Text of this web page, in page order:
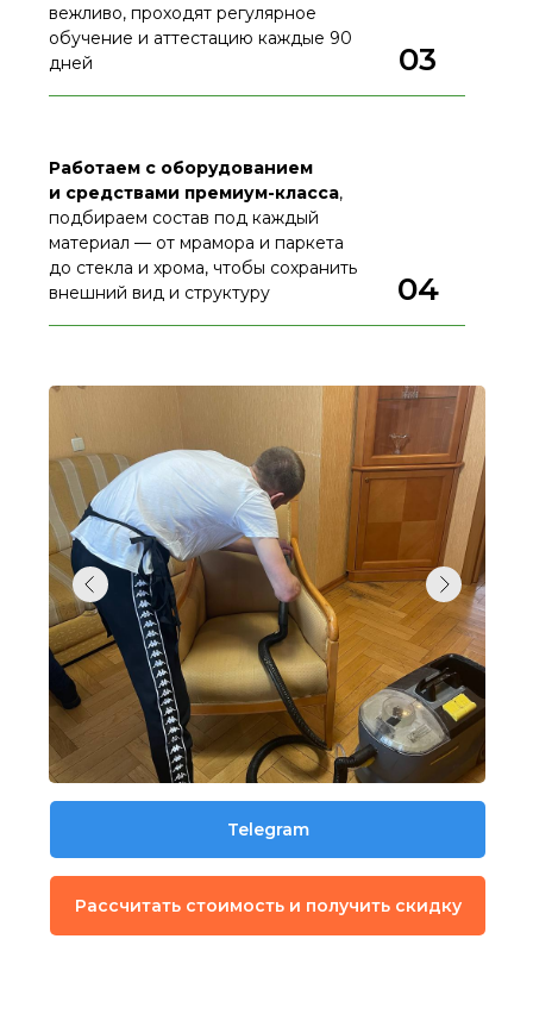
Рассчитать стоимость и получить скидку
Telegram
03
вежливо, проходят регулярное
обучение и аттестацию каждые 90
дней
04
Работаем с оборудованием
и средствами премиум-класса,
подбираем состав под каждый
материал — от мрамора и паркета
до стекла и хрома, чтобы сохранить
внешний вид и структуру